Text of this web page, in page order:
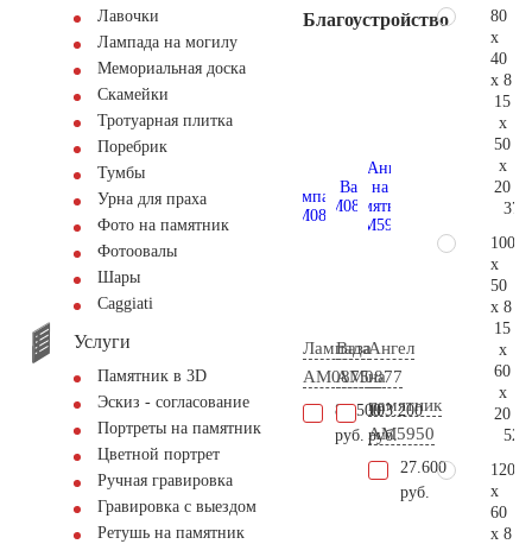
Лавочки
Лампада на могилу
Мемориальная доска
Скамейки
Тротуарная плитка
Поребрик
Тумбы
Урна для праха
Фото на памятник
Фотоовалы
Шары
Сaggiati
Услуги
Памятник в 3D
Эскиз - согласование
Портреты на памятник
Цветной портрет
Ручная гравировка
Гравировка с выездом
Ретушь на памятник
Благоустройство
Лампада
AM0875
86.500
руб.
Ваза
AM0877
103.200
руб.
Ангел
на
памятник
AM5950
27.600
руб.
80
x
40
x 8
15
x
50
x
20
100
x
50
x 8
15
x
60
x
20
120
x
60
x 8